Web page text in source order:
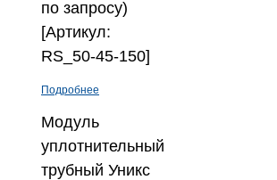
по запросу)
[Артикул:
RS_50-45-150]
Подробнее
Модуль
уплотнительный
трубный Уникс